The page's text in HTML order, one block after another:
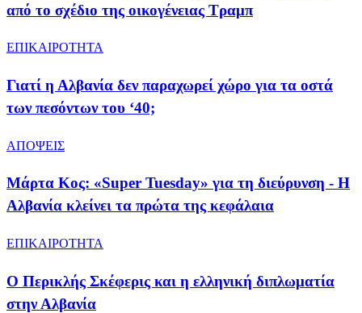
από το σχέδιο της οικογένειας Τραμπ
ΕΠΙΚΑΙΡΟΤΗΤΑ
Γιατί η Αλβανία δεν παραχωρεί χώρο για τα οστά
των πεσόντων του ‘40;
ΑΠΟΨΕΙΣ
Μάρτα Κος: «Super Tuesday» για τη διεύρυνση - Η
Αλβανία κλείνει τα πρώτα της κεφάλαια
ΕΠΙΚΑΙΡΟΤΗΤΑ
Ο Περικλής Σκέφερις και η ελληνική διπλωματία
στην Αλβανία